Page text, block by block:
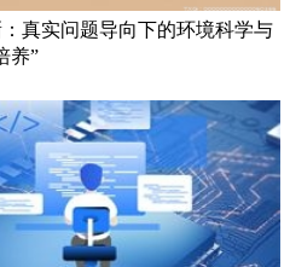
真实问题导向下的环境科学与
养”